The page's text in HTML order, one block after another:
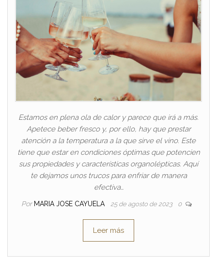
Estamos en plena ola de calor y parece que irá a más.
Apetece beber fresco y, por ello, hay que prestar
atención a la temperatura a la que sirve el vino. Este
tiene que estar en condiciones óptimas que potencien
sus propiedades y características organolépticas. Aquí
te dejamos unos trucos para enfriar de manera
efectiva…
Por MARIA JOSE CAYUELA 25 de agosto de 2023 0
Leer más